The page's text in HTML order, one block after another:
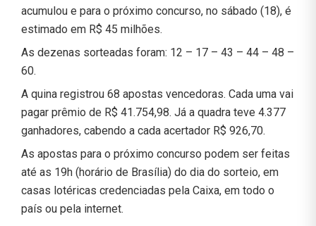
acumulou e para o próximo concurso, no sábado (18), é
estimado em R$ 45 milhões.
As dezenas sorteadas foram: 12 – 17 – 43 – 44 – 48 –
60.
A quina registrou 68 apostas vencedoras. Cada uma vai
pagar prêmio de R$ 41.754,98. Já a quadra teve 4.377
ganhadores, cabendo a cada acertador R$ 926,70.
As apostas para o próximo concurso podem ser feitas
até as 19h (horário de Brasília) do dia do sorteio, em
casas lotéricas credenciadas pela Caixa, em todo o
país ou pela internet.